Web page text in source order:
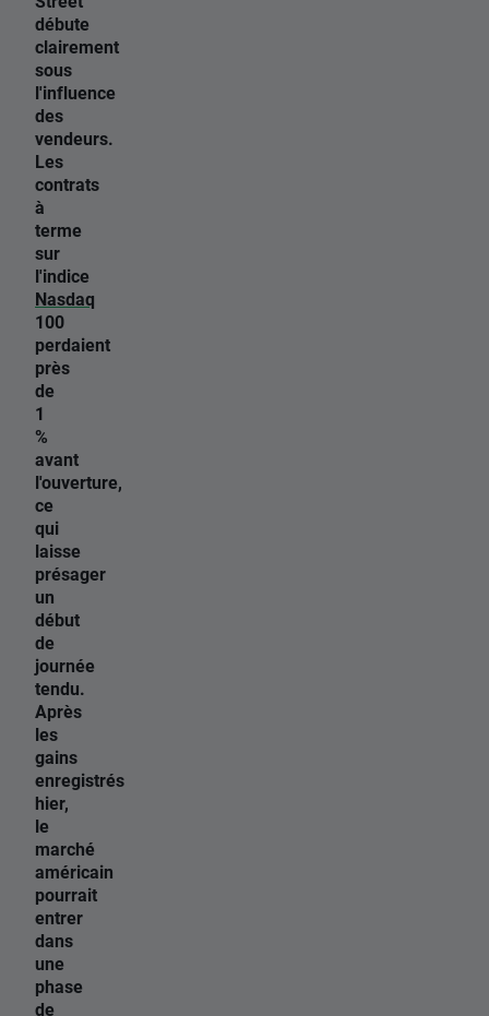
débute
clairement
sous
l'influence
des
vendeurs.
Les
contrats
à
terme
sur
l'indice
Nasdaq
100
perdaient
près
de
1
%
avant
l'ouverture,
ce
qui
laisse
présager
un
début
de
journée
tendu.
Après
les
gains
enregistrés
hier,
le
marché
américain
pourrait
entrer
dans
une
phase
de